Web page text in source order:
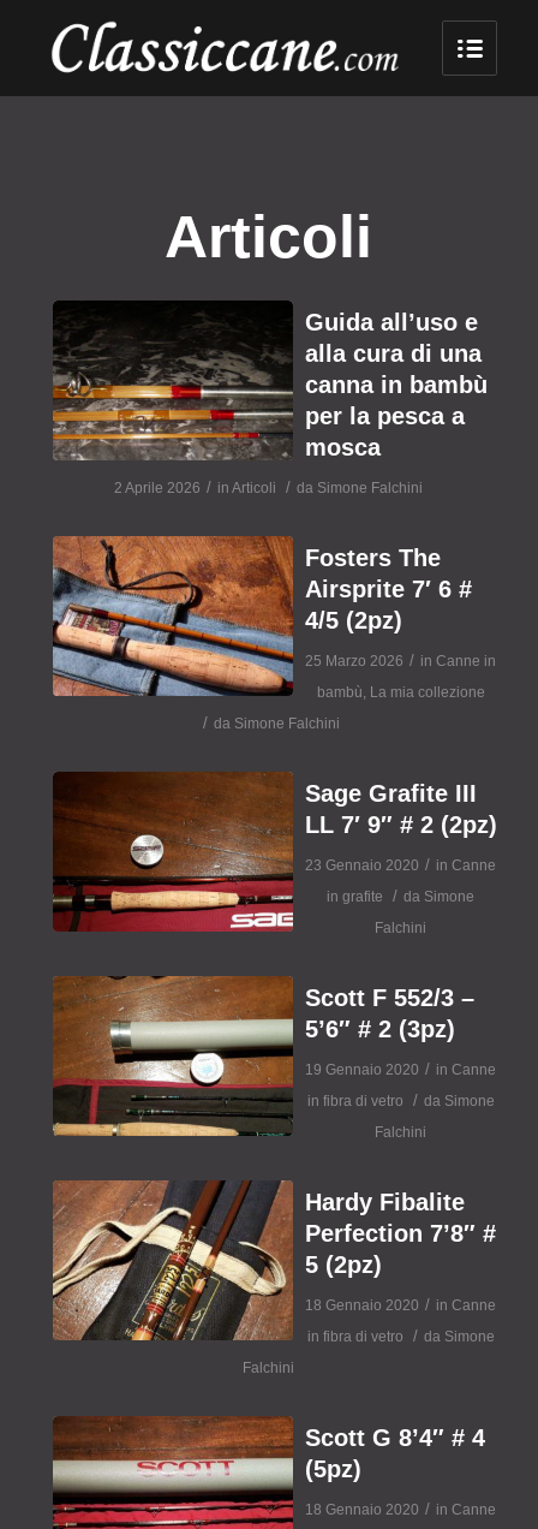
Articoli
Guida all’uso e
alla cura di una
canna in bambù
per la pesca a
mosca
2 Aprile 2026 / inArticoli / da Simone Falchini
Fosters The
Airsprite 7′ 6 #
4/5 (2pz)
25 Marzo 2026 / inCanne in
bambù, La mia collezione
/ da Simone Falchini
Sage Grafite III
LL 7′ 9″ # 2 (2pz)
23 Gennaio 2020 / inCanne
in grafite
/ da Simone
Falchini
Scott F 552/3 –
5’6″ # 2 (3pz)
19 Gennaio 2020 / inCanne
in fibra di vetro
/ da Simone
Falchini
Hardy Fibalite
Perfection 7’8″ #
5 (2pz)
18 Gennaio 2020 / inCanne
in fibra di vetro
/ da Simone
Falchini
Scott G 8’4″ # 4
(5pz)
18 Gennaio 2020 / inCanne